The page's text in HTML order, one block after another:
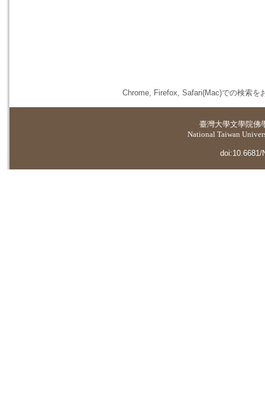
Chrome, Firefox, Safari(Mac)での検索を
臺灣大學文學院佛
National Taiwan
doi:10.6681/